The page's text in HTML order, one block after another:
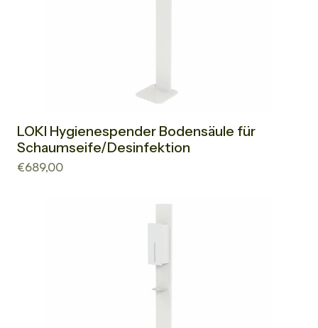
LOKI Hygienespender Bodensäule für
Schaumseife/Desinfektion
€689,00